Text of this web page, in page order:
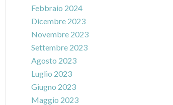
Febbraio 2024
Dicembre 2023
Novembre 2023
Settembre 2023
Agosto 2023
Luglio 2023
Giugno 2023
Maggio 2023